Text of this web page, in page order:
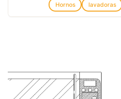
Hornos
lavadoras